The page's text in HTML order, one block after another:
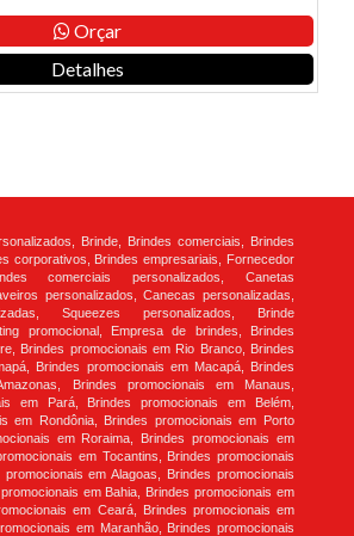
Orçar
Detalhes
Brinde, Brindes comerciais, Brindes
corporativos, Brindes empresariais, Fornecedor
comerciais personalizados, Canetas
personalizados, Canecas personalizadas,
Squeezes personalizados, Brinde
promocional, Empresa de brindes, Brindes
Brindes promocionais em Rio Branco, Brindes
Brindes promocionais em Macapá, Brindes
Brindes promocionais em Manaus,
em Pará, Brindes promocionais em Belém,
em Rondônia, Brindes promocionais em Porto
em Roraima, Brindes promocionais em
em Tocantins, Brindes promocionais
em Alagoas, Brindes promocionais
em Bahia, Brindes promocionais em
em Ceará, Brindes promocionais em
em Maranhão, Brindes promocionais